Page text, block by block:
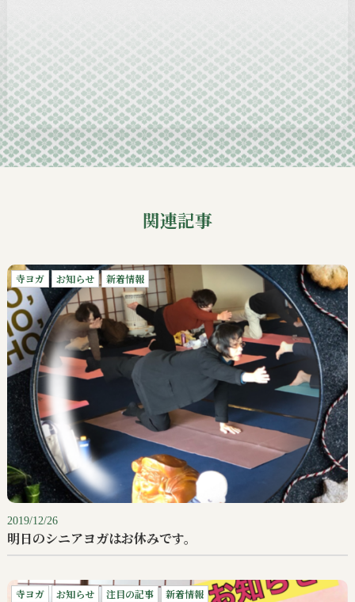
2024-10
2024-09
関連記事
寺ヨガ お知らせ 新着情報
2019/12/26
明日のシニアヨガはお休みです。
寺ヨガ お知らせ 注目の記事 新着情報